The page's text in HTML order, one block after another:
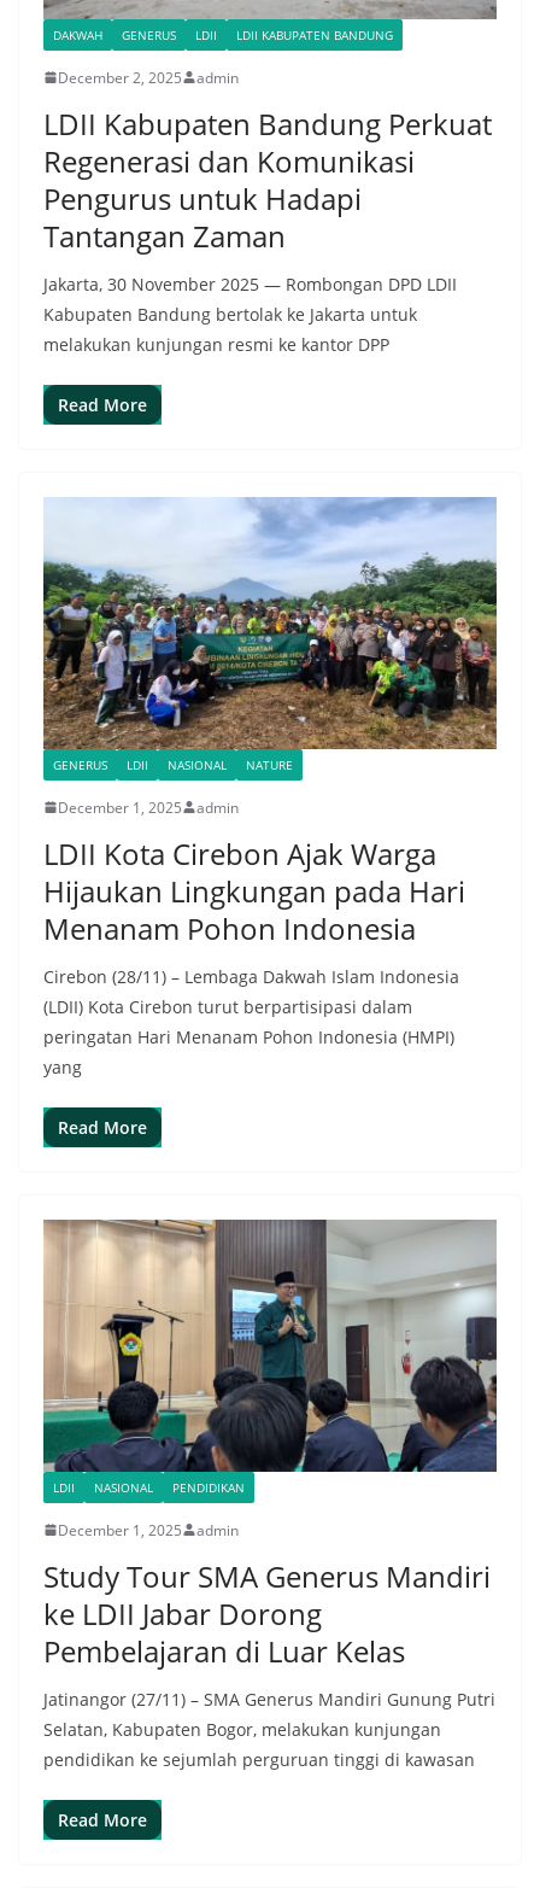
DAKWAH GENERUS LDII LDII KABUPATEN BANDUNG
December 2, 2025 admin
LDII Kabupaten Bandung Perkuat
Regenerasi dan Komunikasi
Pengurus untuk Hadapi
Tantangan Zaman
Jakarta, 30 November 2025 — Rombongan DPD LDII
Kabupaten Bandung bertolak ke Jakarta untuk
melakukan kunjungan resmi ke kantor DPP
Read More
GENERUS LDII NASIONAL NATURE
December 1, 2025 admin
LDII Kota Cirebon Ajak Warga
Hijaukan Lingkungan pada Hari
Menanam Pohon Indonesia
Cirebon (28/11) – Lembaga Dakwah Islam Indonesia
(LDII) Kota Cirebon turut berpartisipasi dalam
peringatan Hari Menanam Pohon Indonesia (HMPI)
yang
Read More
LDII NASIONAL PENDIDIKAN
December 1, 2025 admin
Study Tour SMA Generus Mandiri
ke LDII Jabar Dorong
Pembelajaran di Luar Kelas
Jatinangor (27/11) – SMA Generus Mandiri Gunung Putri
Selatan, Kabupaten Bogor, melakukan kunjungan
pendidikan ke sejumlah perguruan tinggi di kawasan
Read More